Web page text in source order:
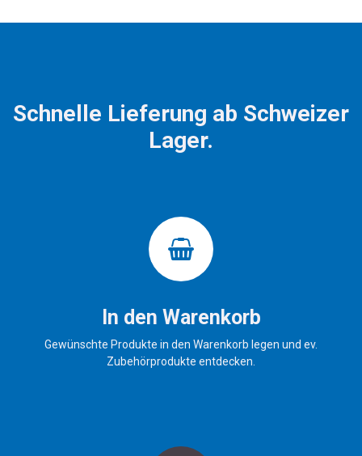
Schnelle Lieferung ab Schweizer
Lager.
In den Warenkorb
Gewünschte Produkte in den Warenkorb legen und ev.
Zubehörprodukte entdecken.